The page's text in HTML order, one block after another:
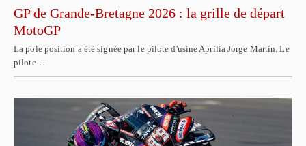
GP de Grande-Bretagne 2026 : la grille de départ
MotoGP
La pole position a été signée par le pilote d'usine Aprilia Jorge Martín. Le
pilote…